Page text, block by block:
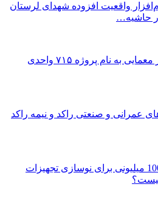
واقعیت افزوده شهدای لرستان
حاشیه…
چشم انتظاری ملت در معمایی به نام پروژه ۷۱۵ واحدی
عمرانی و صنعتی راکد و نیمه راکد
ماجرای پرداخت وام 100 میلیونی برای نوسازی تجهیزات